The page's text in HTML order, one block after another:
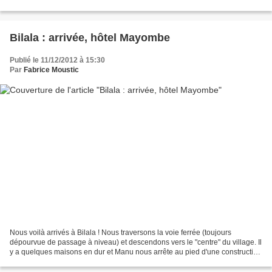
Bilala : arrivée, hôtel Mayombe
Publié le 11/12/2012 à 15:30
Par Fabrice Moustic
Nous voilà arrivés à Bilala ! Nous traversons la voie ferrée (toujours
dépourvue de passage à niveau) et descendons vers le "centre" du village. Il
y a quelques maisons en dur et Manu nous arrête au pied d'une construction